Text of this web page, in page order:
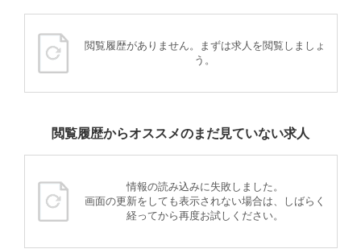
閲覧履歴がありません。まずは求人を閲覧しましょ
う。
閲覧履歴からオススメのまだ見ていない求人
情報の読み込みに失敗しました。
画面の更新をしても表示されない場合は、しばらく
経ってから再度お試しください。